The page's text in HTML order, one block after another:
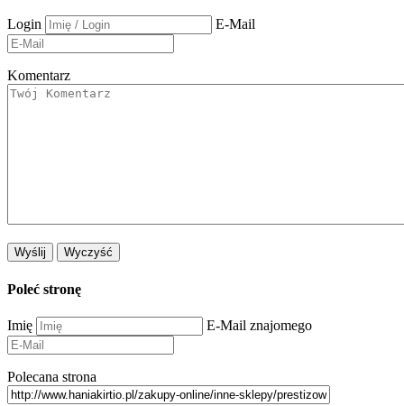
Login E-Mail
Komentarz
Poleć stronę
Imię E-Mail znajomego
Polecana strona